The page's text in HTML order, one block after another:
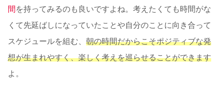
間 を持ってみるのも良いですよね。考えたくても時間がな
くて先延ばしになっていたことや自分のことに向き合って
スケジュールを組む、 朝の時間だからこそポジティブな発
想が生まれやすく、楽しく考えを巡らせることができます
よ。